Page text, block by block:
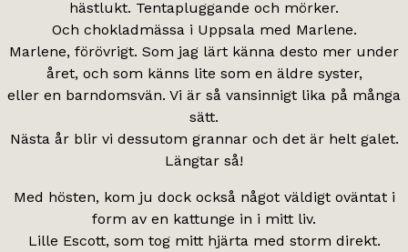
hästlukt. Tentapluggande och mörker.
Och chokladmässa i Uppsala med Marlene.
Marlene, förövrigt. Som jag lärt känna desto mer under
året, och som känns lite som en äldre syster,
eller en barndomsvän. Vi är så vansinnigt lika på många
sätt.
Nästa år blir vi dessutom grannar och det är helt galet.
Längtar så!
Med hösten, kom ju dock också något väldigt oväntat i
form av en kattunge in i mitt liv.
Lille Escott, som tog mitt hjärta med storm direkt.